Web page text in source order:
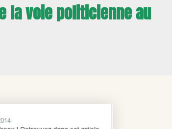
la voie politicienne au